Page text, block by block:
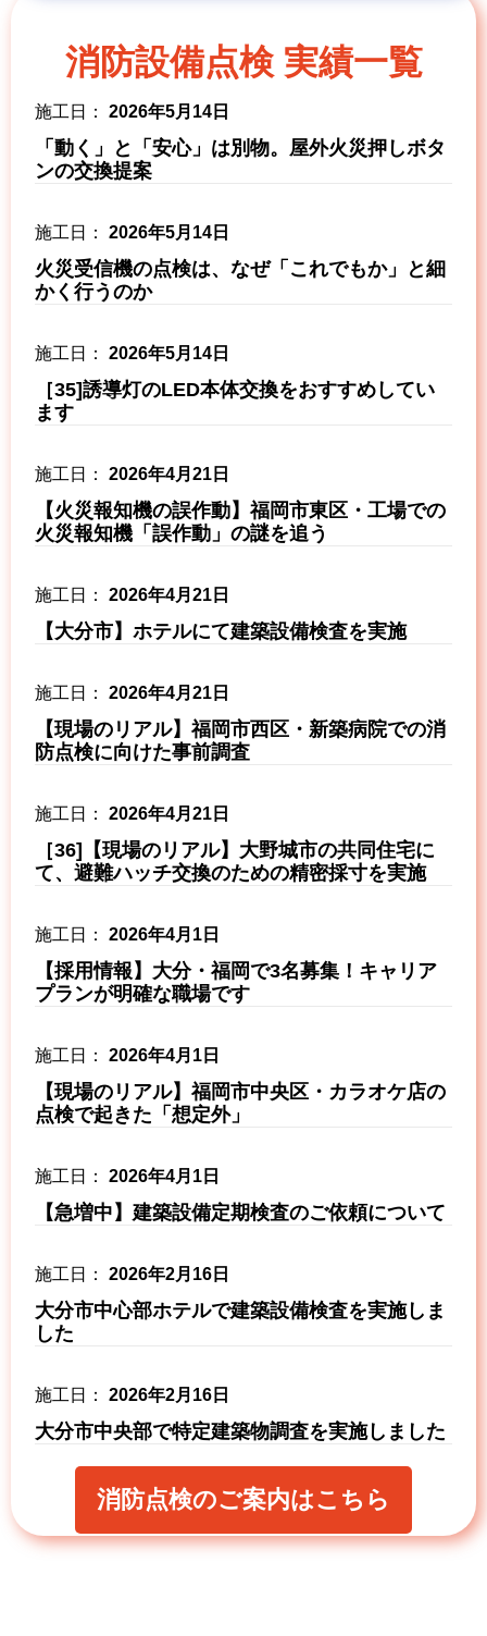
消防設備点検 実績一覧
「動く」と「安心」は別物。屋外火災押しボタ
ンの交換提案
2026年5月14日
火災受信機の点検は、なぜ「これでもか」と細
かく行うのか
2026年5月14日
［35]誘導灯のLED本体交換をおすすめしてい
ます
2026年5月14日
【火災報知機の誤作動】福岡市東区・工場での
火災報知機「誤作動」の謎を追う
2026年4月21日
【大分市】ホテルにて建築設備検査を実施
2026年4月21日
【現場のリアル】福岡市西区・新築病院での消
防点検に向けた事前調査
2026年4月21日
［36]【現場のリアル】大野城市の共同住宅に
て、避難ハッチ交換のための精密採寸を実施
2026年4月21日
【採用情報】大分・福岡で3名募集！キャリア
プランが明確な職場です
2026年4月1日
【現場のリアル】福岡市中央区・カラオケ店の
点検で起きた「想定外」
2026年4月1日
【急増中】建築設備定期検査のご依頼について
2026年4月1日
大分市中心部ホテルで建築設備検査を実施しま
した
2026年2月16日
大分市中央部で特定建築物調査を実施しました
2026年2月16日
消防点検のご案内はこちら